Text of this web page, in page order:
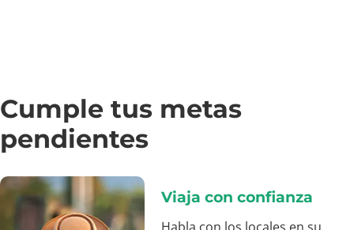
Cumple tus metas
pendientes
Viaja con confianza